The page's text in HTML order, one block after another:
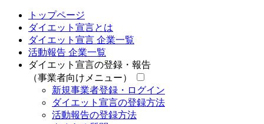
トップページ
ダイエット宣言とは
ダイエット宣言 企業一覧
活動報告 企業一覧
ダイエット宣言の登録・報告
（事業者向けメニュー）
新規事業者登録・ログイン
ダイエット宣言の登録方法
活動報告の登録方法